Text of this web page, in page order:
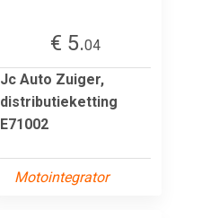
€ 5.04
Jc Auto Zuiger,
distributieketting
E71002
Motointegrator